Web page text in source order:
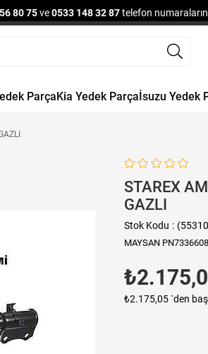
80 75ve0533 148 32 87telefon
ParçaKia Yedek Parçaİsuzu Yedek
STAREX
GAZLI
Stok Kodu
MAYSAN PN7336608
₺2.175,05`den